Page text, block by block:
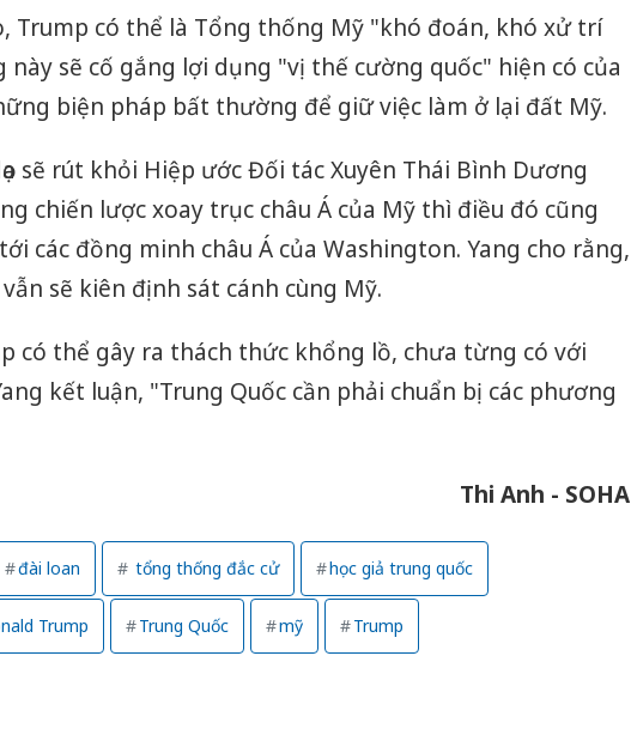
Trump có thể là Tổng thống Mỹ "khó đoán, khó xử trí
này sẽ cố gắng lợi dụng "vị thế cường quốc" hiện có của
biện pháp bất thường để giữ việc làm ở lại đất Mỹ.
sẽ rút khỏi Hiệp ước Đối tác Xuyên Thái Bình Dương
chiến lược xoay trục châu Á của Mỹ thì điều đó cũng
các đồng minh châu Á của Washington. Yang cho rằng,
sẽ kiên định sát cánh cùng Mỹ.
có thể gây ra thách thức khổng lồ, chưa từng có với
kết luận, "Trung Quốc cần phải chuẩn bị các phương
Thi Anh - SOHA
đài loan tổng thống đắc cử học giả trung quốc
Trump Trung Quốc mỹ Trump